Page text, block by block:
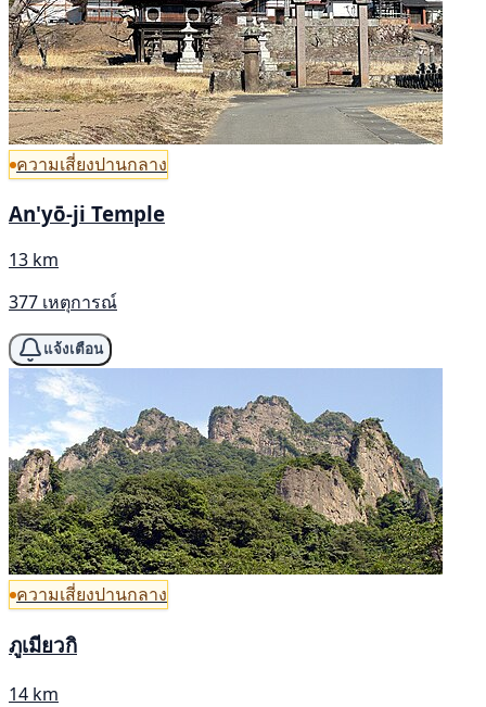
ความเสี่ยงปานกลาง
An'yō-ji Temple
13 km
377 เหตุการณ์
แจ้งเตือน
ความเสี่ยงปานกลาง
ภูเมียวกิ
14 km